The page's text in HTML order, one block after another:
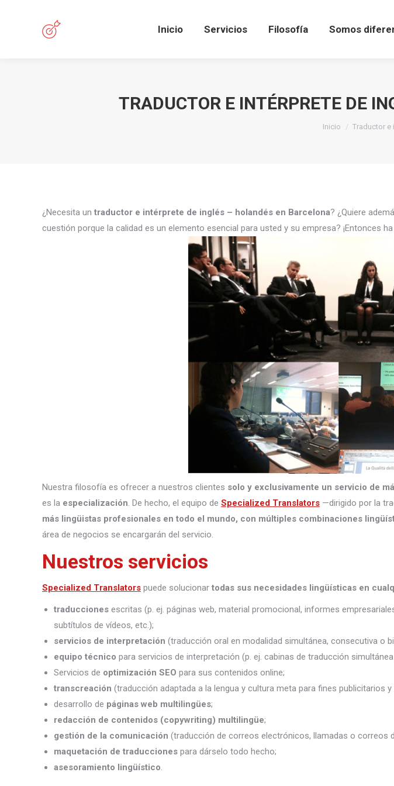
Inicio Servicios Filosofía Somos
TRADUCTOR E INTÉRPRETE DE
Estás aquí:
Inicio Traductor e
¿Necesita un traductor e intérprete de inglés – holandés en Barcelona? ¿Quiere
cuestión porque la calidad es un elemento esencial para usted y su empresa? ¡Entonces
Nuestra filosofía es ofrecer a nuestros clientes solo y exclusivamente un servicio de
es la especialización . De hecho, el equipo de Specialized Translators —dirigido por la
más lingüistas profesionales en todo el mundo, con múltiples combinaciones
área de negocios se encargarán del servicio.
Nuestros servicios
Specialized Translators puede solucionar todas sus necesidades lingüísticas en
traducciones escritas (p. ej. páginas web, material promocional, informes
subtítulos de vídeos, etc.);
servicios de interpretación (traducción oral en modalidad simultánea, consecutiva o
equipo técnico para servicios de interpretación (p. ej. cabinas de traducción
Servicios de optimización SEO para sus contenidos online;
transcreación (traducción adaptada a la lengua y cultura meta para fines publicitarios y
desarrollo de páginas web multilingües;
redacción de contenidos (copywriting) multilingüe;
gestión de la comunicación (traducción de correos electrónicos, llamadas o correos
maquetación de traducciones para dárselo todo hecho;
asesoramiento lingüístico